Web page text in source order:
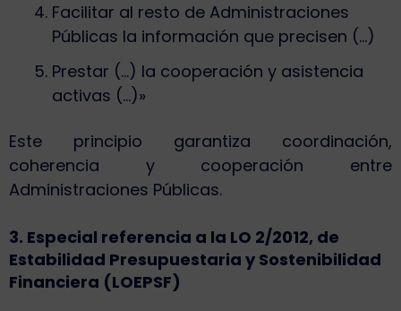
Facilitar al resto de Administraciones
Públicas la información que precisen (…)
Prestar (…) la cooperación y asistencia
activas (…)»
Este principio garantiza coordinación,
coherencia y cooperación entre
Administraciones Públicas.
3. Especial referencia a la LO 2/2012, de
Estabilidad Presupuestaria y Sostenibilidad
Financiera (LOEPSF)